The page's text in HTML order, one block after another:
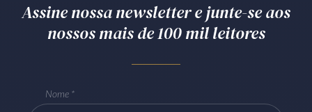
Assine nossa newsletter e junte-se aos
nossos mais de 100 mil leitores
Nome